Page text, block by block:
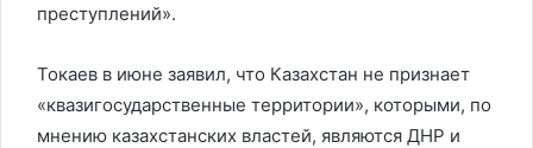
преступлений».
Токаев в июне заявил, что Казахстан не признает
«квазигосударственные территории», которыми, по
мнению казахстанских властей, являются ДНР и